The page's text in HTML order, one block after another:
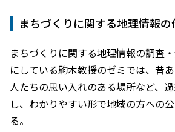
まちづくりに関する地理情報の
まちづくりに関する地理情報の調査
にしている駒木教授のゼミでは、昔
人たちの思い入れのある場所など、
し、わかりやすい形で地域の方への
る。